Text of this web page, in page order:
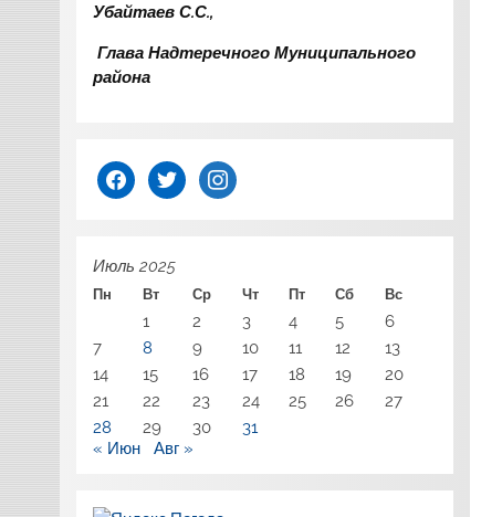
Убайтаев С.С.,
Глава Надтеречного Муниципального
района
facebooktwitter instagram
Июль 2025
Пн Вт Ср Чт Пт Сб Вс
1 2 3 4 5
6
7
8 9 10 11 12
13
14
15 16 17 18 19
20
21
22 23 24 25 26
27
28
29 30
31
« Июн
Авг »